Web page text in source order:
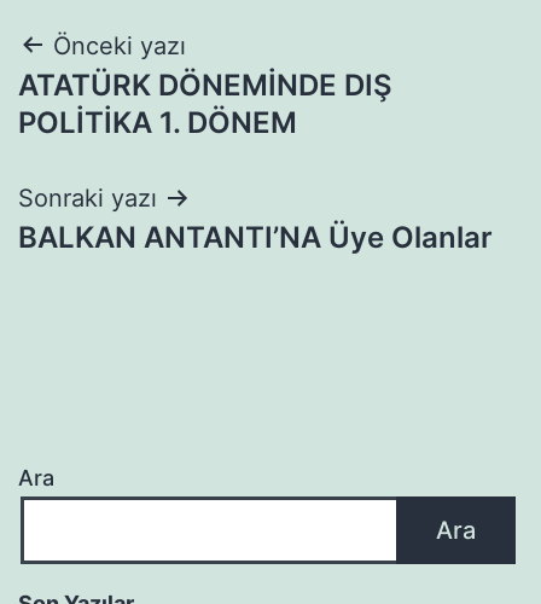
Yazı
gezinmesi
Önceki yazı
ATATÜRK DÖNEMİNDE DIŞ
POLİTİKA 1. DÖNEM
Sonraki yazı
BALKAN ANTANTI’NA Üye Olanlar
Ara
Ara